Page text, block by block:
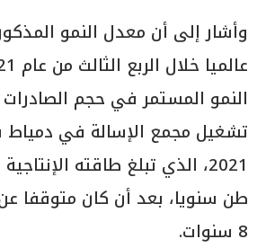
وأشار إلى أن معدل النمو
النمو المستمر في حجم الصادرات
تشغيل مجمع الإسالة في
طن سنويا، بعد أن كان متوقفا
8 سنوات.